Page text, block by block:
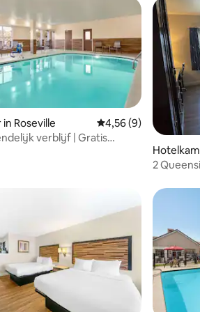
Roseville Gemiddelde
4,56 (9)
verblijf | Gratis
2